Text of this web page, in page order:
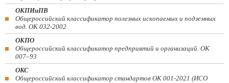
ОКПИиПВ
Общероссийский классификатор полезных ископаемых и подземных
вод. ОК 032-2002
ОКПО
Общероссийский классификатор предприятий и организаций. ОК
007–93
ОКС
Общероссийский классификатор стандартов ОК 001-2021 (ИСО